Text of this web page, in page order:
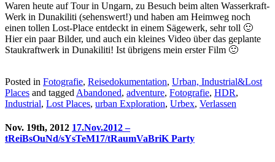
Waren heute auf Tour in Ungarn, zu Besuch beim alten Wasserkraft-
Werk in Dunakiliti (sehenswert!) und haben am Heimweg noch
einen tollen Lost-Place entdeckt in einem Sägewerk, sehr toll 🙂
Hier ein paar Bilder, und auch ein kleines Video über das geplante
Staukraftwerk in Dunakiliti! Ist übrigens mein erster Film 🙂
Posted in Fotografie, Reisedokumentation, Urban, Industrial&Lost
Places and tagged Abandoned, adventure, Fotografie, HDR,
Industrial, Lost Places, urban Exploration, Urbex, Verlassen
Nov. 19th, 2012 17.Nov.2012 –
tReiBsOuNd/sYsTeM17/tRaumVaBriK Party